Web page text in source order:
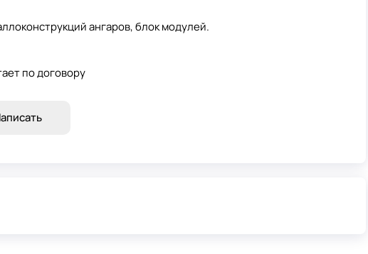
ангаров, блок модулей.
по договору